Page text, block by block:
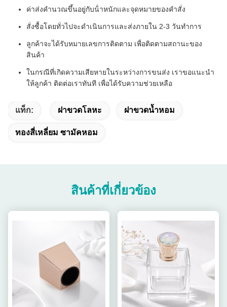
ค่าส่งคํานวณขึ้นอยู่กับน้ําหนักและจุดหมายของคําสั่ง
สั่งซื้อโดยทั่วไปจะดําเนินการและส่งภายใน 2-3 วันทําการ
ลูกค้าจะได้รับหมายเลขการติดตาม เพื่อติดตามสถานะของ
สินค้า
ในกรณีที่เกิดความเสียหายในระหว่างการขนส่ง เราขอแนะนํา
ให้ลูกค้า ติดต่อเราทันที เพื่อได้รับความช่วยเหลือ
แท็ก: ฝาขวดโลหะ ฝาขวดน้ำหอม
ทองสี่เหลี่ยม ซามัคหอม
สินค้าที่เกี่ยวข้อง